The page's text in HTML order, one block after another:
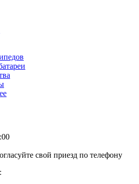
свой приезд по телефону